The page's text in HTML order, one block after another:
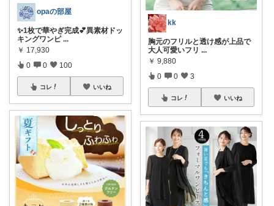
opaの部屋
✨1枚で華やぎ完成💕異素材ドッ
キングワンピ ...
￥ 17,930
0 0 100
コレ いいね
kk
胸元のフリルと透け感が上品で
大人可愛いフリ ...
￥ 9,880
0 0 3
コレ いいね